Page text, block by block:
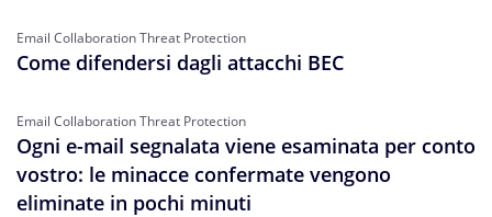
Email Collaboration Threat Protection
Come difendersi dagli attacchi BEC
Email Collaboration Threat Protection
Ogni e-mail segnalata viene esaminata per conto
vostro: le minacce confermate vengono
eliminate in pochi minuti